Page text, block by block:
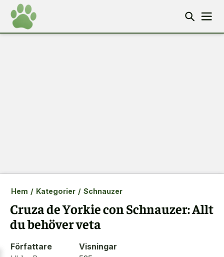
Hem / Kategorier / Schnauzer
Cruza de Yorkie con Schnauzer: Allt
du behöver veta
Författare
Visningar